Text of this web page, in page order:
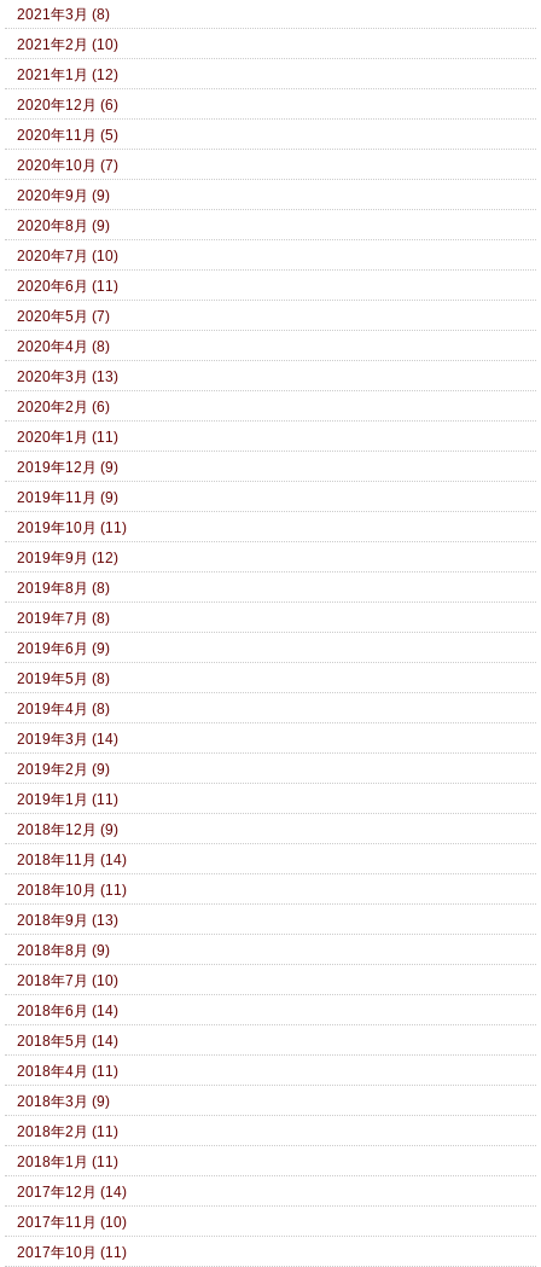
2021年3月 (8)
2021年2月 (10)
2021年1月 (12)
2020年12月 (6)
2020年11月 (5)
2020年10月 (7)
2020年9月 (9)
2020年8月 (9)
2020年7月 (10)
2020年6月 (11)
2020年5月 (7)
2020年4月 (8)
2020年3月 (13)
2020年2月 (6)
2020年1月 (11)
2019年12月 (9)
2019年11月 (9)
2019年10月 (11)
2019年9月 (12)
2019年8月 (8)
2019年7月 (8)
2019年6月 (9)
2019年5月 (8)
2019年4月 (8)
2019年3月 (14)
2019年2月 (9)
2019年1月 (11)
2018年12月 (9)
2018年11月 (14)
2018年10月 (11)
2018年9月 (13)
2018年8月 (9)
2018年7月 (10)
2018年6月 (14)
2018年5月 (14)
2018年4月 (11)
2018年3月 (9)
2018年2月 (11)
2018年1月 (11)
2017年12月 (14)
2017年11月 (10)
2017年10月 (11)